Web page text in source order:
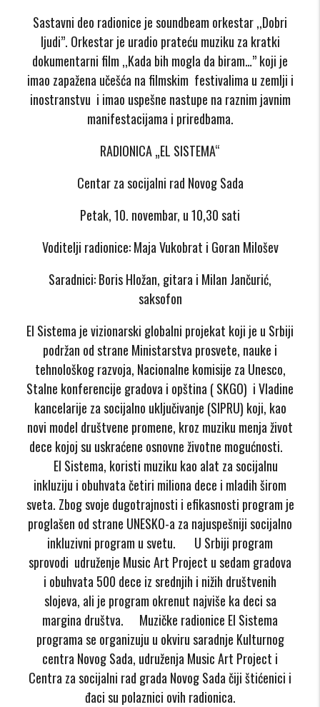
Sastavni deo radionice je soundbeam orkestar ,,Dobri
ljudi’’. Orkestar je uradio prateću muziku za kratki
dokumentarni film ,,Kada bih mogla da biram…’’ koji je
imao zapažena učešća na filmskim festivalima u zemlji i
inostranstvu i imao uspešne nastupe na raznim javnim
manifestacijama i priredbama.
RADIONICA „EL SISTEMA“
Centar za socijalni rad Novog Sada
Petak, 10. novembar, u 10,30 sati
Voditelji radionice: Maja Vukobrat i Goran Milošev
Saradnici: Boris Hložan, gitara i Milan Jančurić,
saksofon
El Sistema je vizionarski globalni projekat koji je u Srbiji
podržan od strane Ministarstva prosvete, nauke i
tehnološkog razvoja, Nacionalne komisije za Unesco,
Stalne konferencije gradova i opština ( SKGO) i Vladine
kancelarije za socijalno uključivanje (SIPRU) koji, kao
novi model društvene promene, kroz muziku menja život
dece kojoj su uskraćene osnovne životne mogućnosti.
El Sistema, koristi muziku kao alat za socijalnu
inkluziju i obuhvata četiri miliona dece i mladih širom
sveta. Zbog svoje dugotrajnosti i efikasnosti program je
proglašen od strane UNESKO-a za najuspešniji socijalno
inkluzivni program u svetu. U Srbiji program
sprovodi udruženje Music Art Project u sedam gradova
i obuhvata 500 dece iz srednjih i nižih društvenih
slojeva, ali je program okrenut najviše ka deci sa
margina društva. Muzičke radionice El Sistema
programa se organizuju u okviru saradnje Kulturnog
centra Novog Sada, udruženja Music Art Project i
Centra za socijalni rad grada Novog Sada čiji štićenici i
đaci su polaznici ovih radionica.